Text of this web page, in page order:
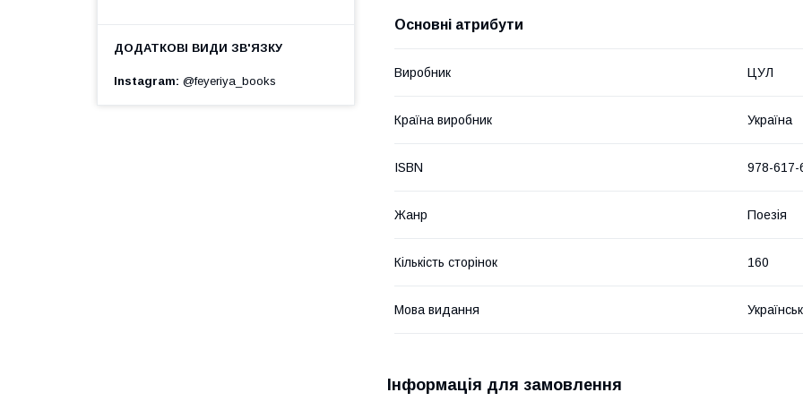
Основні атрибути
Виробник ЦУЛ
Країна виробник Україна
ISBN 978-617-
Жанр Поезія
Кількість сторінок 160
Мова видання
Інформація для замовлення
Instagram @feyeriya_books